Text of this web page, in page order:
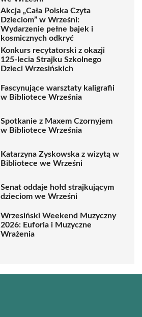
Akcja „Cała Polska Czyta
Dzieciom” w Wrześni:
Wydarzenie pełne bajek i
kosmicznych odkryć
Konkurs recytatorski z okazji
125-lecia Strajku Szkolnego
Dzieci Wrzesińskich
Fascynujące warsztaty kaligrafii
w Bibliotece Września
Spotkanie z Maxem Czornyjem
w Bibliotece Września
Katarzyna Zyskowska z wizytą w
Bibliotece we Wrześni
Senat oddaje hołd strajkującym
dzieciom we Wrześni
Wrzesiński Weekend Muzyczny
2026: Euforia i Muzyczne
Wrażenia